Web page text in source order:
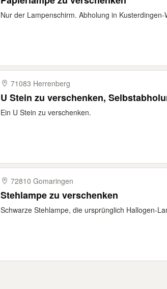
Nur der Lampenschirm. Abholung in
71083 Herrenberg
U Stein zu verschenken,
Ein U Stein zu verschenken.
72810 Gomaringen
Stehlampe zu verschenken
Schwarze Stehlampe, die ursprünglich Hallogen-